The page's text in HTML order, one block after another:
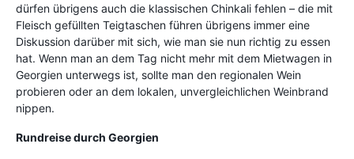
dürfen übrigens auch die klassischen Chinkali fehlen – die mit
Fleisch gefüllten Teigtaschen führen übrigens immer eine
Diskussion darüber mit sich, wie man sie nun richtig zu essen
hat. Wenn man an dem Tag nicht mehr mit dem Mietwagen in
Georgien unterwegs ist, sollte man den regionalen Wein
probieren oder an dem lokalen, unvergleichlichen Weinbrand
nippen.
Rundreise durch Georgien